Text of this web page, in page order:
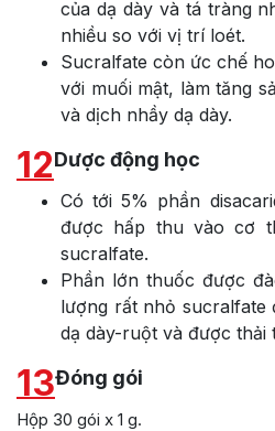
của dạ dày và tá tràng
nhiều so với vị trí loét.
Sucralfate còn ức chế
với muối mật, làm tăng
và dịch nhầy dạ dày.
12Dược động học
Có tới 5% phần
được hấp thu vào cơ
sucralfate.
Phần lớn thuốc được
lượng rất nhỏ sucralfate
dạ dày-ruột và được thải
13Đóng gói
Hộp 30 gói x 1 g.